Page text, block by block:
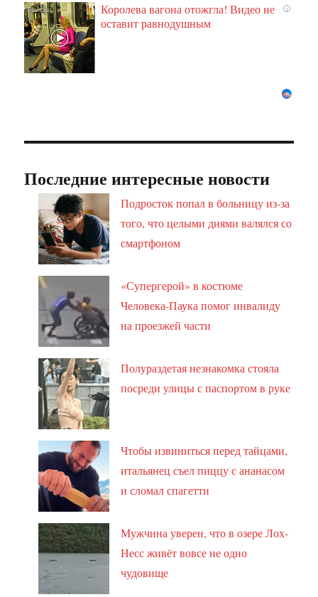
i
Королева вагона отожгла! Видео не
оставит равнодушным
Последние интересные новости
Подросток попал в больницу из-за
того, что целыми днями валялся со
смартфоном
«Супергерой» в костюме
Человека-Паука помог инвалиду
на проезжей части
Полураздетая незнакомка стояла
посреди улицы с паспортом в руке
Чтобы извиниться перед тайцами,
итальянец съел пиццу с ананасом
и сломал спагетти
Мужчина уверен, что в озере Лох-
Несс живёт вовсе не одно
чудовище